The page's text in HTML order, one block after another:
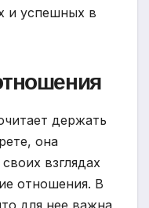
и успешных в
держать
она
взглядах
отношения. В